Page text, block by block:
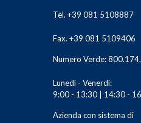
Tel. +39 081 5108887
Fax. +39 081 5109406
Numero Verde:
Lunedì - Venerdì:
9:00 - 13:30 | 14:30 -
Azienda con sistema di